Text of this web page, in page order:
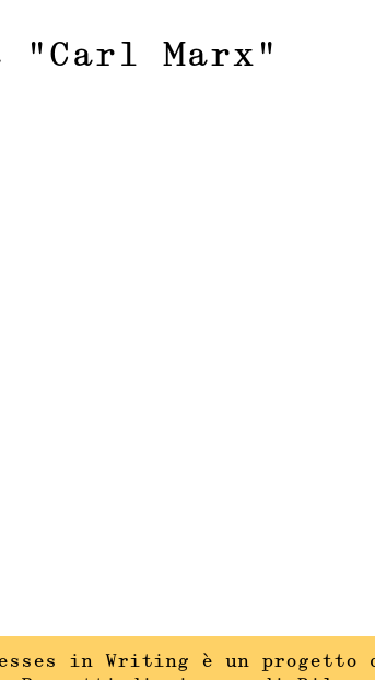
" Carl Marx "
in Writing è un